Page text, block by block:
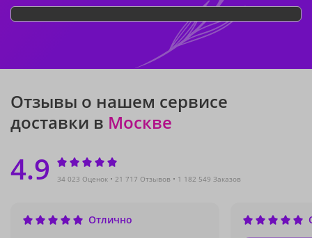
Отзывы о нашем сервисе
доставки в Москве
4.9 34 023 Оценок 21 717 Отзывов 1 182 549 Заказов
Отлично